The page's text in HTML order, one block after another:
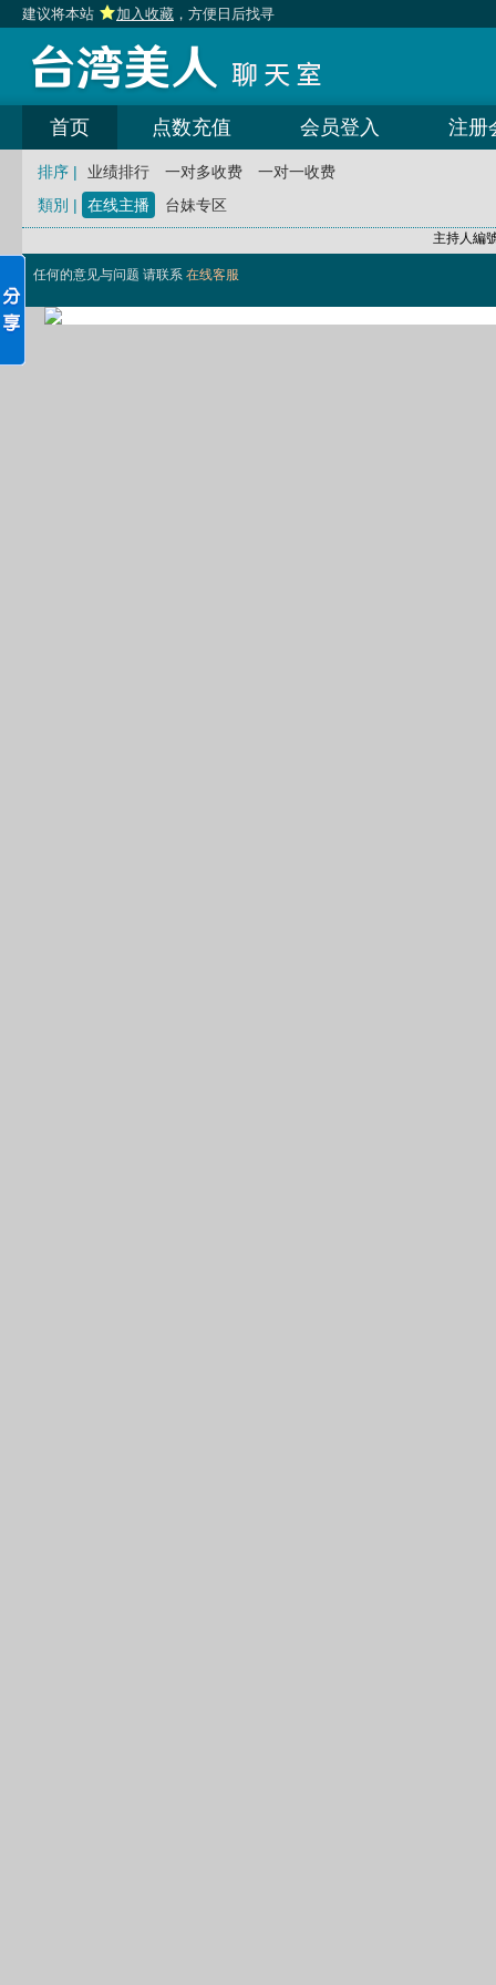
建议将本站 加入收藏 ，方便日后找寻
首页 点数充值 会员登入 注册
排序 | 业绩排行 一对多收费
一对一收费
類別 |
在线主播 台妹专区
主持人編
任何的意见与问题 请联系 在线客服